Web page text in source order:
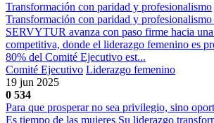
Transformación con paridad y profesionalismo
Transformación con paridad y
SERVYTUR avanza con paso firme hacia una
competitiva, donde el liderazgo femenino es
80% del Comité Ejecutivo est...
Comité Ejecutivo Liderazgo femenino
19 jun 2025
0 534
Para que prosperar no sea privilegio, sino
Es tiempo de las mujeres Su liderazgo